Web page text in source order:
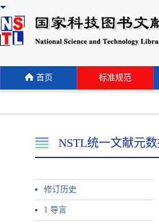
首页 标准规范
NSTL统一文献元
修订历史
1 导言